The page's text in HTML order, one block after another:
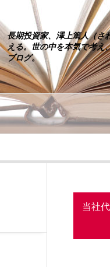
長期投資家、澤上篤人（さ
える。世の中を本気で考え
ブログ。
当社